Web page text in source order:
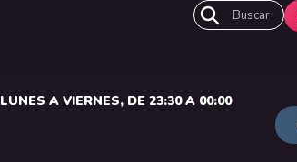
Buscar
LUNES A VIERNES, DE 23:30 A 00:00